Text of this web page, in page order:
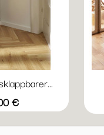
€